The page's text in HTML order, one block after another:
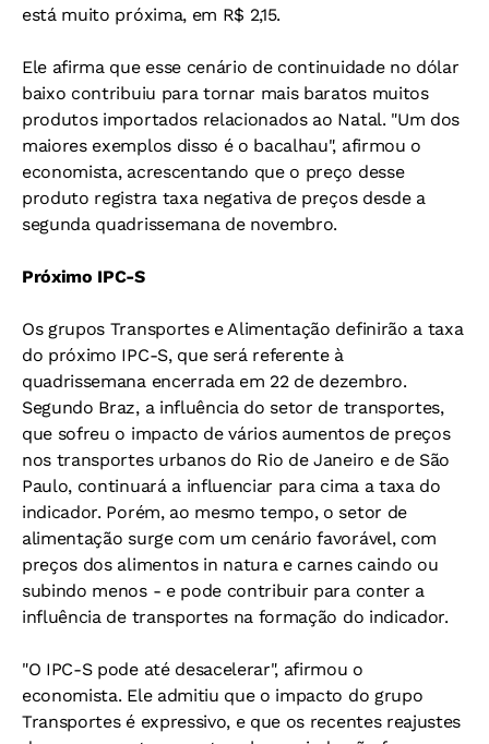
está muito próxima, em R$ 2,15.
Ele afirma que esse cenário de continuidade no dólar
baixo contribuiu para tornar mais baratos muitos
produtos importados relacionados ao Natal. "Um dos
maiores exemplos disso é o bacalhau", afirmou o
economista, acrescentando que o preço desse
produto registra taxa negativa de preços desde a
segunda quadrissemana de novembro.
Próximo IPC-S
Os grupos Transportes e Alimentação definirão a taxa
do próximo IPC-S, que será referente à
quadrissemana encerrada em 22 de dezembro.
Segundo Braz, a influência do setor de transportes,
que sofreu o impacto de vários aumentos de preços
nos transportes urbanos do Rio de Janeiro e de São
Paulo, continuará a influenciar para cima a taxa do
indicador. Porém, ao mesmo tempo, o setor de
alimentação surge com um cenário favorável, com
preços dos alimentos in natura e carnes caindo ou
subindo menos - e pode contribuir para conter a
influência de transportes na formação do indicador.
"O IPC-S pode até desacelerar", afirmou o
economista. Ele admitiu que o impacto do grupo
Transportes é expressivo, e que os recentes reajustes